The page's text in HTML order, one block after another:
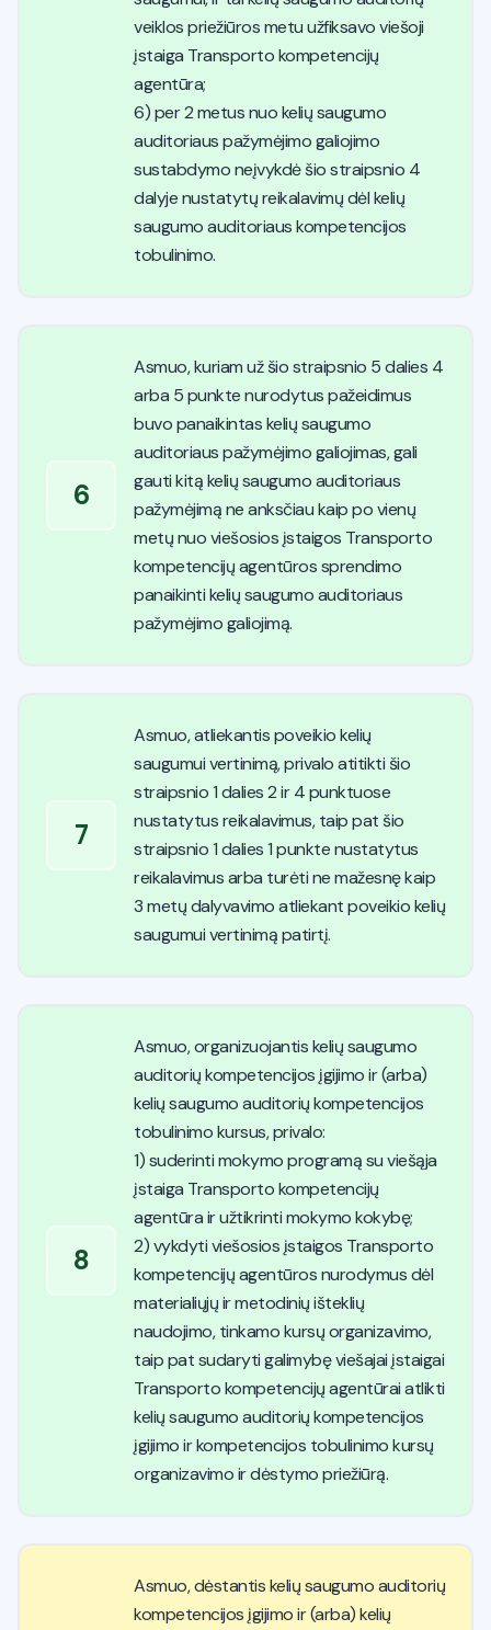
veiklos priežiūros metu užfiksavo viešoji
įstaiga Transporto kompetencijų
agentūra;
6) per 2 metus nuo kelių saugumo
auditoriaus pažymėjimo galiojimo
sustabdymo neįvykdė šio straipsnio 4
dalyje nustatytų reikalavimų dėl kelių
saugumo auditoriaus kompetencijos
tobulinimo.
6
Asmuo, kuriam už šio straipsnio 5 dalies 4
arba 5 punkte nurodytus pažeidimus
buvo panaikintas kelių saugumo
auditoriaus pažymėjimo galiojimas, gali
gauti kitą kelių saugumo auditoriaus
pažymėjimą ne anksčiau kaip po vienų
metų nuo viešosios įstaigos Transporto
kompetencijų agentūros sprendimo
panaikinti kelių saugumo auditoriaus
pažymėjimo galiojimą.
7
Asmuo, atliekantis poveikio kelių
saugumui vertinimą, privalo atitikti šio
straipsnio 1 dalies 2 ir 4 punktuose
nustatytus reikalavimus, taip pat šio
straipsnio 1 dalies 1 punkte nustatytus
reikalavimus arba turėti ne mažesnę kaip
3 metų dalyvavimo atliekant poveikio kelių
saugumui vertinimą patirtį.
8
Asmuo, organizuojantis kelių saugumo
auditorių kompetencijos įgijimo ir (arba)
kelių saugumo auditorių kompetencijos
tobulinimo kursus, privalo:
1) suderinti mokymo programą su viešąja
įstaiga Transporto kompetencijų
agentūra ir užtikrinti mokymo kokybę;
2) vykdyti viešosios įstaigos Transporto
kompetencijų agentūros nurodymus dėl
materialiųjų ir metodinių išteklių
naudojimo, tinkamo kursų organizavimo,
taip pat sudaryti galimybę viešajai įstaigai
Transporto kompetencijų agentūrai atlikti
kelių saugumo auditorių kompetencijos
įgijimo ir kompetencijos tobulinimo kursų
organizavimo ir dėstymo priežiūrą.
Asmuo, dėstantis kelių saugumo auditorių
kompetencijos įgijimo ir (arba) kelių